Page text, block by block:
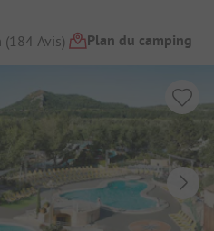
(184 Avis) Plan du camping